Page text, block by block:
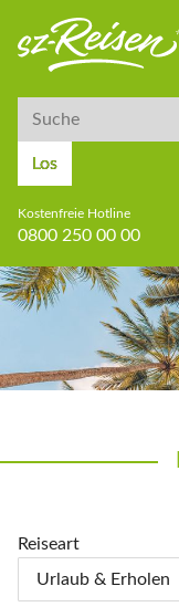
Suche
Los
Kostenfreie Hotline
0800 250 00 00
Reiseart